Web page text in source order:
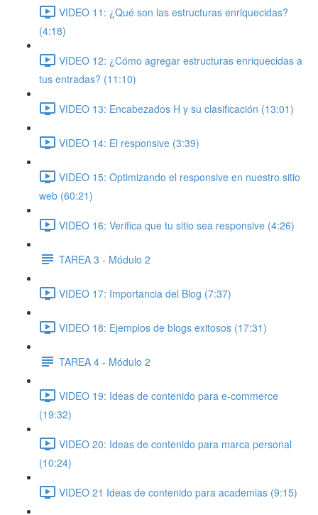
VIDEO 11: ¿Qué son las estructuras enriquecidas?
(4:18)
VIDEO 12: ¿Cómo agregar estructuras enriquecidas a
tus entradas? (11:10)
VIDEO 13: Encabezados H y su clasificación (13:01)
VIDEO 14: El responsive (3:39)
VIDEO 15: Optimizando el responsive en nuestro sitio
web (60:21)
VIDEO 16: Verifica que tu sitio sea responsive (4:26)
TAREA 3 - Módulo 2
VIDEO 17: Importancia del Blog (7:37)
VIDEO 18: Ejemplos de blogs exitosos (17:31)
TAREA 4 - Módulo 2
VIDEO 19: Ideas de contenido para e-commerce
(19:32)
VIDEO 20: Ideas de contenido para marca personal
(10:24)
VIDEO 21 Ideas de contenido para academias (9:15)